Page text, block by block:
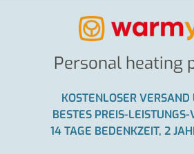
Personal heating
KOSTENLOSER
BESTES PREIS-
14 TAGE BEDENKZEIT, 2